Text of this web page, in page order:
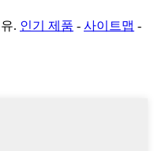
. 인기 제품 - 사이트맵 -